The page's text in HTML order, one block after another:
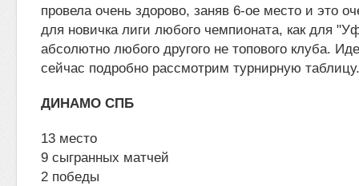
провела очень здорово, заняв 6-ое место и это
для новичка лиги любого чемпионата, как для
абсолютно любого другого не топового клуба.
сейчас подробно рассмотрим турнирную таблицу.
ДИНАМО СПБ
13 место
9 сыгранных матчей
2 победы